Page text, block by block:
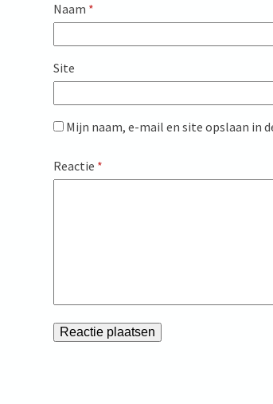
Naam *
Site
Mijn naam, e-mail en site opslaan in
Reactie *